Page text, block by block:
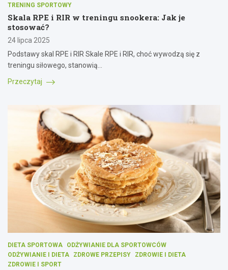
TRENING SPORTOWY
Skala RPE i RIR w treningu snookera: Jak je
stosować?
24 lipca 2025
Podstawy skal RPE i RIR Skale RPE i RIR, choć wywodzą się z
treningu siłowego, stanowią…
Przeczytaj
DIETA SPORTOWA
ODŻYWIANIE DLA SPORTOWCÓW
ODŻYWIANIE I DIETA
ZDROWE PRZEPISY
ZDROWIE I DIETA
ZDROWIE I SPORT